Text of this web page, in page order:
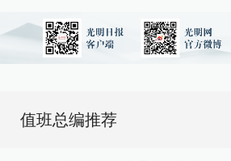
值班总编推荐